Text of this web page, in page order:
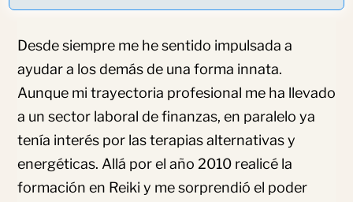
Desde siempre me he sentido impulsada a
ayudar a los demás de una forma innata.
Aunque mi trayectoria profesional me ha llevado
a un sector laboral de finanzas, en paralelo ya
tenía interés por las terapias alternativas y
energéticas. Allá por el año 2010 realicé la
formación en Reiki y me sorprendió el poder